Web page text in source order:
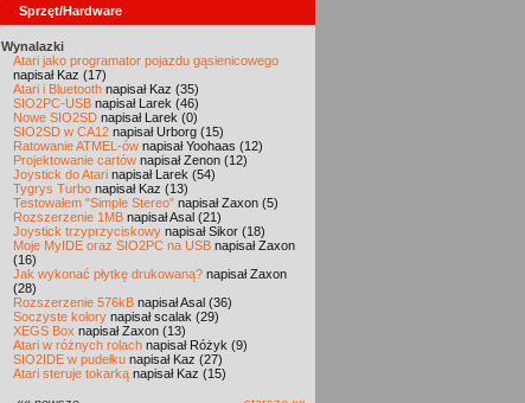
Sprzęt/Hardware
Wynalazki
Atari jako programator pojazdu gąsienicowego
napisał Kaz (17)
Atari i Bluetooth napisał Kaz (35)
SIO2PC-USB napisał Larek (46)
Nowe SIO2SD napisał Larek (0)
SIO2SD w CA12 napisał Urborg (15)
Ratowanie ATMEL-ów napisał Yoohaas (12)
Projektowanie cartów napisał Zenon (12)
Joystick do Atari napisał Larek (54)
Tygrys Turbo napisał Kaz (13)
Testowałem "Simple Stereo" napisał Zaxon (5)
Rozszerzenie 1MB napisał Asal (21)
Joystick trzyprzyciskowy napisał Sikor (18)
Moje MyIDE oraz SIO2PC na USB napisał Zaxon
(16)
Jak wykonać płytkę drukowaną? napisał Zaxon
(28)
Rozszerzenie 576kB napisał Asal (36)
Soczyste kolory napisał scalak (29)
XEGS Box napisał Zaxon (13)
Atari w różnych rolach napisał Różyk (9)
SIO2IDE w pudełku napisał Kaz (27)
Atari steruje tokarką napisał Kaz (15)